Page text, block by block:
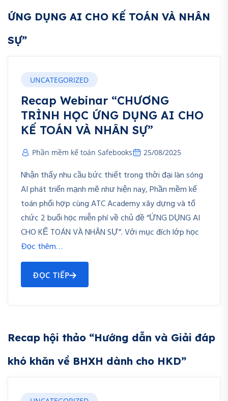
ỨNG DỤNG AI CHO KẾ TOÁN VÀ NHÂN
SỰ”
UNCATEGORIZED
Recap Webinar “CHƯƠNG
TRÌNH HỌC ỨNG DỤNG AI CHO
KẾ TOÁN VÀ NHÂN SỰ”
Phần mềm kế toán Safebooks 25/08/2025
Nhận thấy nhu cầu bức thiết trong thời đại làn sóng
AI phát triển mạnh mẽ như hiện nay, Phần mềm kế
toán phối hợp cùng ATC Academy xây dựng và tổ
chức 2 buổi học miễn phí về chủ đề “ỨNG DỤNG AI
CHO KẾ TOÁN VÀ NHÂN SỰ”. Với mục đích lớp học
Đọc thêm…
ĐỌC TIẾP
Recap hội thảo “Hướng dẫn và Giải đáp
khó khăn về BHXH dành cho HKD”